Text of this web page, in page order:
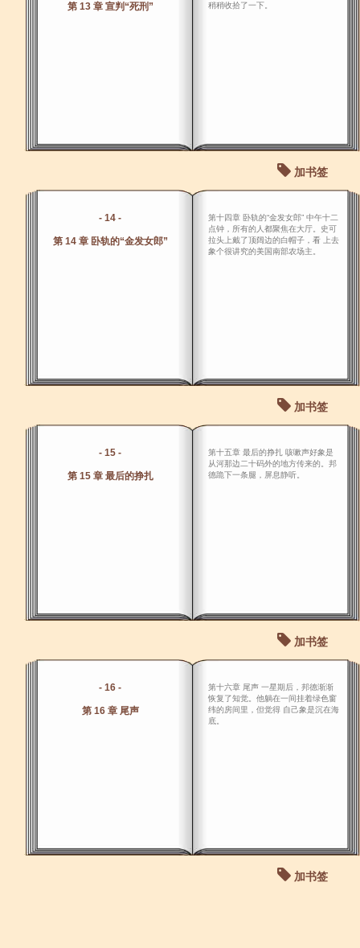
第 13 章 宣判“死刑”
稍稍收拾了一下。
加书签
- 14 -
第 14 章 卧轨的“金发女郎”
第十四章 卧轨的“金发女郎” 中午十二
点钟，所有的人都聚焦在大厅。史可
拉头上戴了顶阔边的白帽子，看 上去
象个很讲究的美国南部农场主。
加书签
- 15 -
第 15 章 最后的挣扎
第十五章 最后的挣扎 咳嗽声好象是
从河那边二十码外的地方传来的。邦
德跪下一条腿，屏息静听。
加书签
- 16 -
第 16 章 尾声
第十六章 尾声 一星期后，邦德渐渐
恢复了知觉。他躺在一间挂着绿色窗
纬的房间里，但觉得 自己象是沉在海
底。
加书签